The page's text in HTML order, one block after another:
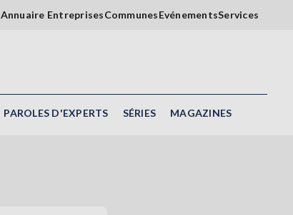
Annuaire EntreprisesCommunesEvénementsServices
PAROLES D'EXPERTS SÉRIES MAGAZINES